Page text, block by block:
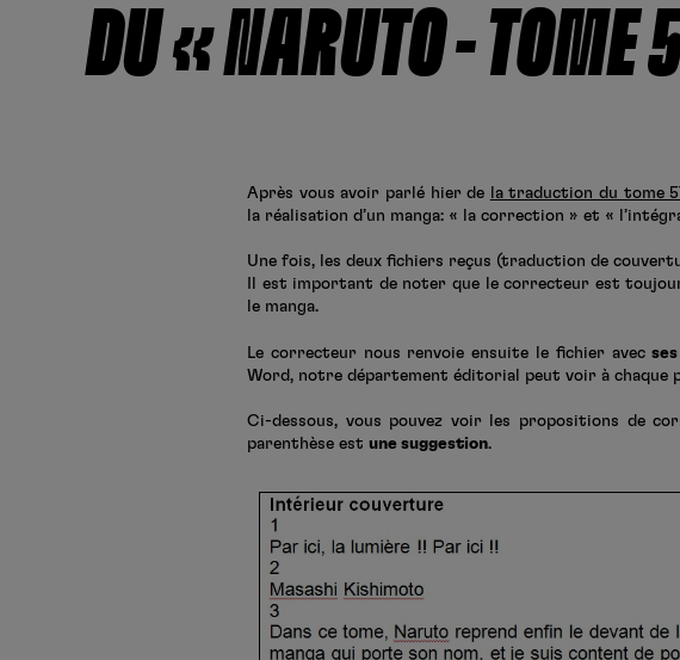
DU « NARUTO – TOME
Après vous avoir parlé hier de la traduction du tome
la réalisation d’un manga: « la correction » et «
Une fois, les deux fichiers reçus (traduction de
Il est important de noter que le correcteur est
le manga.
Le correcteur nous renvoie ensuite le fichier avec
Word, notre département éditorial peut voir à chaque
Ci-dessous, vous pouvez voir les propositions de
parenthèse est une suggestion.